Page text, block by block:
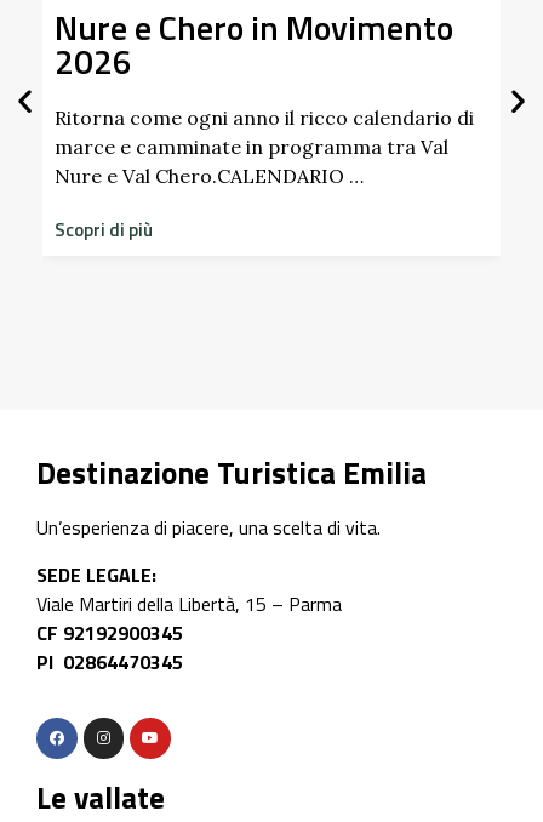
di
Alla Scoperta dei Profumi del
Giardino del Castello di
Pallavicino
Scopri i profumi inaspettati di erbe e frutti
storico del Castello di Scipione …
Destinazione Turistica Emilia
Un’esperienza di piacere, una scelta di vita.
SEDE LEGALE:
Viale Martiri della Libertà, 15 – Parma
CF 92192900345
PI 02864470345
Le vallate